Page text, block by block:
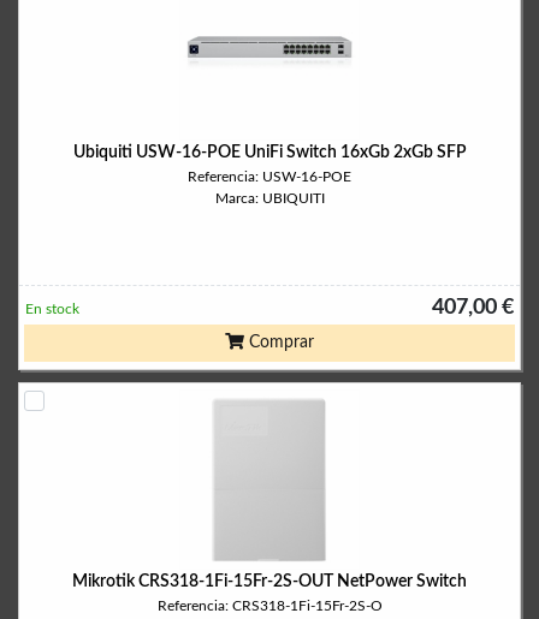
Ubiquiti USW-16-POE UniFi Switch 16xGb 2xGb SFP
Referencia: USW-16-POE
Marca: UBIQUITI
407,00 €
En stock
Comprar
Mikrotik CRS318-1Fi-15Fr-2S-OUT NetPower Switch
Referencia: CRS318-1Fi-15Fr-2S-O